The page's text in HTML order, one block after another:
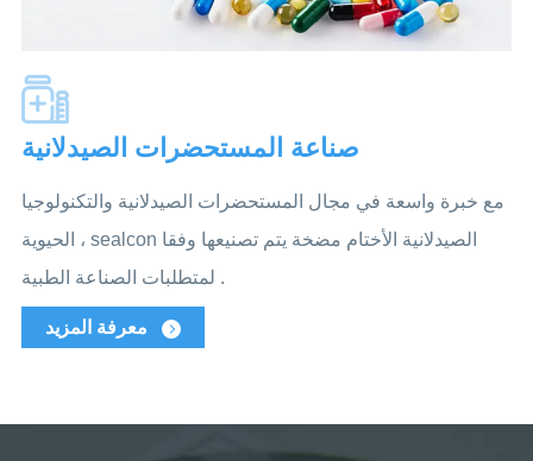
صناعة المستحضرات الصيدلانية
مع خبرة واسعة في مجال المستحضرات الصيدلانية والتكنولوجيا
الحيوية ، sealcon الصيدلانية الأختام مضخة يتم تصنيعها وفقا
لمتطلبات الصناعة الطبية .